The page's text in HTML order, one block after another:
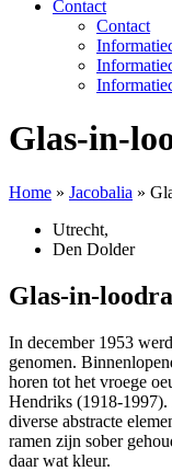
Contact
Contact
Glas-in-
Home » Jacobalia »
Utrecht,
Den Dolder
Glas-in-
In december 1953
genomen.
horen tot het vroege
Hendriks (1918-1997).
diverse abstracte
ramen zijn sober
daar wat kleur.